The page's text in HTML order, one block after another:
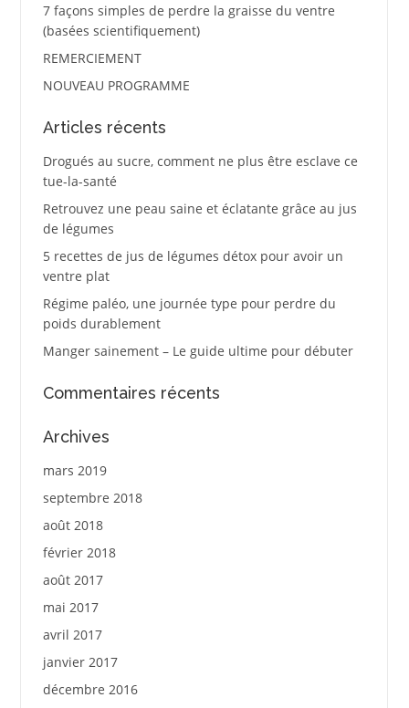
7 façons simples de perdre la graisse du ventre
(basées scientifiquement)
REMERCIEMENT
NOUVEAU PROGRAMME
Articles récents
Drogués au sucre, comment ne plus être esclave ce
tue-la-santé
Retrouvez une peau saine et éclatante grâce au jus
de légumes
5 recettes de jus de légumes détox pour avoir un
ventre plat
Régime paléo, une journée type pour perdre du
poids durablement
Manger sainement – Le guide ultime pour débuter
Commentaires récents
Archives
mars 2019
septembre 2018
août 2018
février 2018
août 2017
mai 2017
avril 2017
janvier 2017
décembre 2016